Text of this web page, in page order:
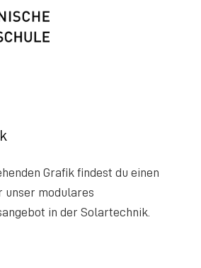
Grafik findest du einen
unser modulares
in der Solartechnik.